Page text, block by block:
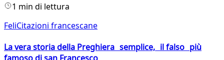
1 min di lettura
FeliCitazioni francescane
La vera storia della Preghiera semplice, il falso più